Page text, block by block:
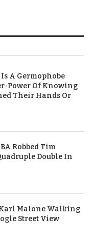
A Germophobe
Power Of Knowing
Their Hands Or
Robbed Tim
Double In
Malone Walking
Street View